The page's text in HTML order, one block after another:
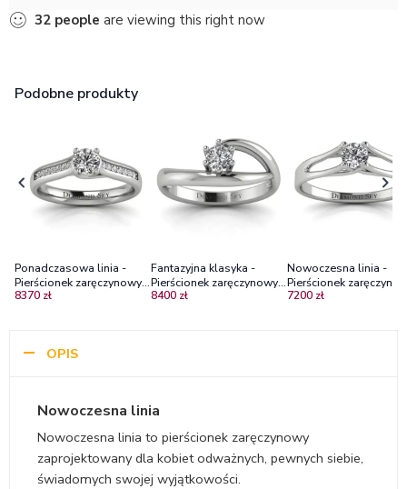
32 people are viewing this right now
Podobne produkty
Ponadczasowa linia -
Pierścionek zaręczynowy z
białego złota z
8370 zł
Fantazyjna klasyka -
Pierścionek zaręczynowy z
białego złota z brylantem
8400 zł
Nowoczesna linia -
Pierścionek
białego złota z
7200 zł
OPIS
Nowoczesna linia
Nowoczesna linia to pierścionek zaręczynowy
zaprojektowany dla kobiet odważnych, pewnych siebie,
świadomych swojej wyjątkowości.